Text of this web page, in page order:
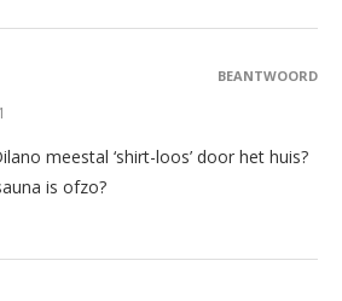
meestal ‘shirt-loos’ door het huis?
is ofzo?
BEANTWOORD